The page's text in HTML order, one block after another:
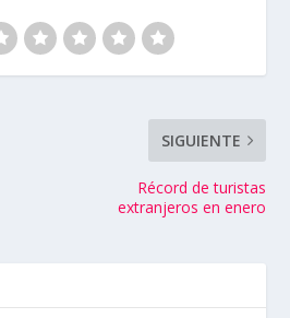
SIGUIENTE
Récord de turistas
extranjeros en enero